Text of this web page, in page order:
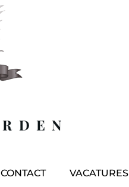
CONTACT VACATURES